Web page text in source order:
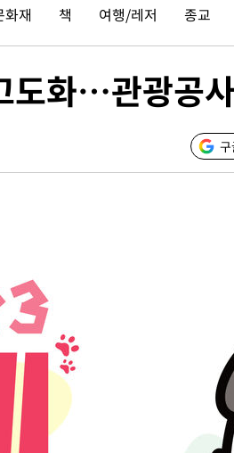
잔 투란VC 입단
국 축구 '5승 2무'
린 6258.77에 마쳐
이후 첫 40도
해 前교정본부장 기소
밭' 된 축구협회
유 서울대 공대 교수…이
무역총액 25.3%↑
징역 3년
병호 구속기소
발생 1850명 사망
, 폭염경보로 하향
4개 면 특별재난지역
은 계급 임용…희망지 못
화재 책 여행/레저 종교
도화…관광공